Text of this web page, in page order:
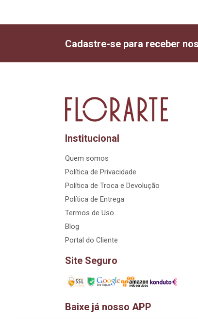
Cadastre-se para receber
Institucional
Quem somos
Política de Privacidade
Política de Troca e Devolução
Política de Entrega
Termos de Uso
Blog
Portal do Cliente
Site Seguro
Baixe já nosso APP